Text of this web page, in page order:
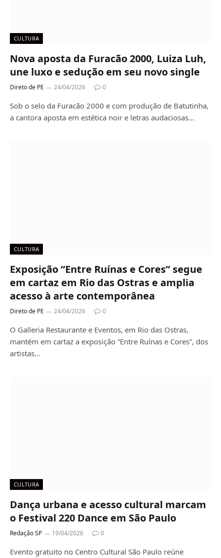
CULTURA
Nova aposta da Furacão 2000, Luiza Luh,
une luxo e sedução em seu novo single
Direto de PE 24/04/2026 0
Sob o selo da Furacão 2000 e com produção de Batutinha,
a cantora aposta em estética noir e letras audaciosas…
CULTURA
Exposição “Entre Ruínas e Cores” segue
em cartaz em Rio das Ostras e amplia
acesso à arte contemporânea
Direto de PE 24/04/2026 0
O Galleria Restaurante e Eventos, em Rio das Ostras,
mantém em cartaz a exposição “Entre Ruínas e Cores”, dos
artistas…
CULTURA
Dança urbana e acesso cultural marcam
o Festival 220 Dance em São Paulo
Redação SP 19/04/2026 0
Evento gratuito no Centro Cultural São Paulo reúne